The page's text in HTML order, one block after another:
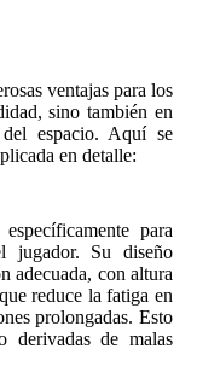
ventajas para los
sino también en
espacio. Aquí se
en detalle:
para
jugador. Su diseño
adecuada, con altura
reduce la fatiga en
prolongadas. Esto
derivadas de malas